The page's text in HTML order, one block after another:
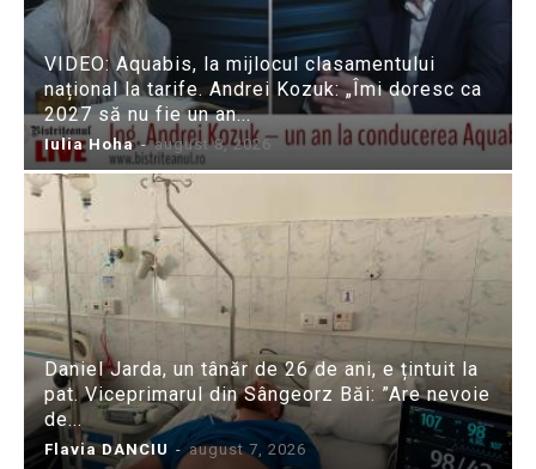
VIDEO: Aquabis, la mijlocul clasamentului
național la tarife. Andrei Kozuk: „Îmi doresc ca
2027 să nu fie un an...
Iulia Hoha - august 8, 2026
Daniel Jarda, un tânăr de 26 de ani, e țintuit la
pat. Viceprimarul din Sângeorz Băi: ”Are nevoie
de...
Flavia DANCIU - august 7, 2026